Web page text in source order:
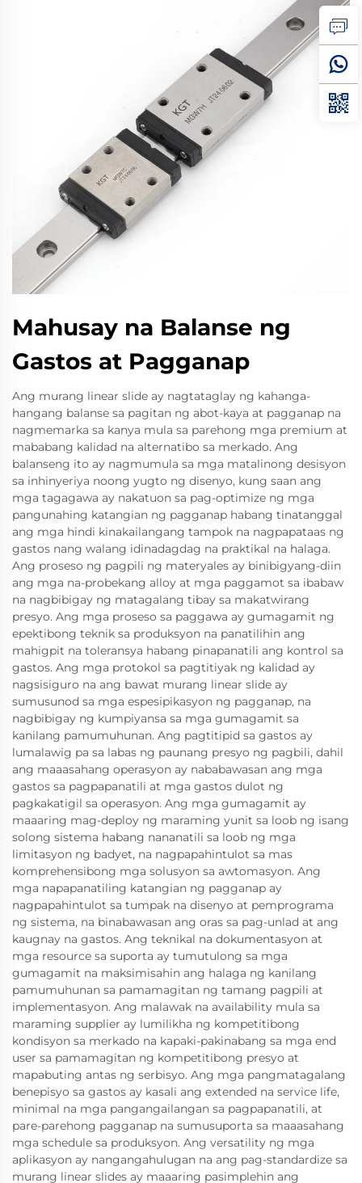
Mahusay na Balanse ng
Gastos at Pagganap
Ang murang linear slide ay nagtataglay ng kahanga-
hangang balanse sa pagitan ng abot-kaya at pagganap na
nagmemarka sa kanya mula sa parehong mga premium at
mababang kalidad na alternatibo sa merkado. Ang
balanseng ito ay nagmumula sa mga matalinong desisyon
sa inhinyeriya noong yugto ng disenyo, kung saan ang
mga tagagawa ay nakatuon sa pag-optimize ng mga
pangunahing katangian ng pagganap habang tinatanggal
ang mga hindi kinakailangang tampok na nagpapataas ng
gastos nang walang idinadagdag na praktikal na halaga.
Ang proseso ng pagpili ng materyales ay binibigyang-diin
ang mga na-probekang alloy at mga paggamot sa ibabaw
na nagbibigay ng matagalang tibay sa makatwirang
presyo. Ang mga proseso sa paggawa ay gumagamit ng
epektibong teknik sa produksyon na panatilihin ang
mahigpit na toleransya habang pinapanatili ang kontrol sa
gastos. Ang mga protokol sa pagtitiyak ng kalidad ay
nagsisiguro na ang bawat murang linear slide ay
sumusunod sa mga espesipikasyon ng pagganap, na
nagbibigay ng kumpiyansa sa mga gumagamit sa
kanilang pamumuhunan. Ang pagtitipid sa gastos ay
lumalawig pa sa labas ng paunang presyo ng pagbili, dahil
ang maaasahang operasyon ay nababawasan ang mga
gastos sa pagpapanatili at mga gastos dulot ng
pagkakatigil sa operasyon. Ang mga gumagamit ay
maaaring mag-deploy ng maraming yunit sa loob ng isang
solong sistema habang nananatili sa loob ng mga
limitasyon ng badyet, na nagpapahintulot sa mas
komprehensibong mga solusyon sa awtomasyon. Ang
mga napapanatiling katangian ng pagganap ay
nagpapahintulot sa tumpak na disenyo at pemprograma
ng sistema, na binabawasan ang oras sa pag-unlad at ang
kaugnay na gastos. Ang teknikal na dokumentasyon at
mga resource sa suporta ay tumutulong sa mga
gumagamit na maksimisahin ang halaga ng kanilang
pamumuhunan sa pamamagitan ng tamang pagpili at
implementasyon. Ang malawak na availability mula sa
maraming supplier ay lumilikha ng kompetitibong
kondisyon sa merkado na kapaki-pakinabang sa mga end
user sa pamamagitan ng kompetitibong presyo at
mapabuting antas ng serbisyo. Ang mga pangmatagalang
benepisyo sa gastos ay kasali ang extended na service life,
minimal na mga pangangailangan sa pagpapanatili, at
pare-parehong pagganap na sumusuporta sa maaasahang
mga schedule sa produksyon. Ang versatility ng mga
aplikasyon ay nangangahulugan na ang pag-standardize sa
murang linear slides ay maaaring pasimplehin ang